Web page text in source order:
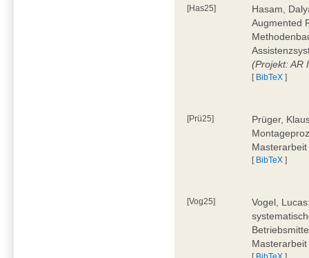
[Has25]
Hasam,
Augmented
(Projekt: AR
[ BibTeX ]
[Prü25]
Prüger,
[ BibTeX ]
[Vog25]
Vogel,